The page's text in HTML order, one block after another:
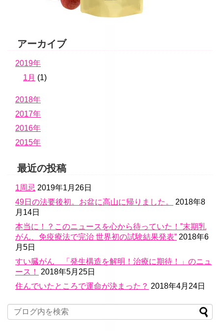
アーカイブ
2019年
1月 (1)
2018年
2017年
2016年
2015年
最近の投稿
1周忌 2019年1月26日
49日の法要後初。お盆に高山に帰りました。
2018年8
月14日
本当に！？このニュースを心から待っていた！”末期乳
がん、免疫療法で完治 世界初の試験結果発表” 2018年6
月5日
すい臓がん 「発生構造を解明！治療に期待！」のニュ
ース！
2018年5月25日
住んでいたところで運命が決まった？ 2018年4月24日